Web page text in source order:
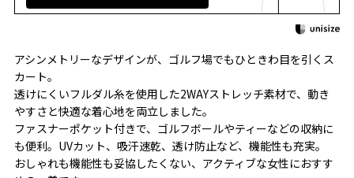
アシンメトリーなデザインが、ゴルフ場でもひときわ目を引くス
カート。
透けにくいフルダル糸を使用した2WAYストレッチ素材で、動き
やすさと快適な着心地を両立しました。
ファスナーポケット付きで、ゴルフボールやティーなどの収納に
も便利。UVカット、吸汗速乾、透け防止など、機能性も充実。
おしゃれも機能性も妥協したくない、アクティブな女性におすす